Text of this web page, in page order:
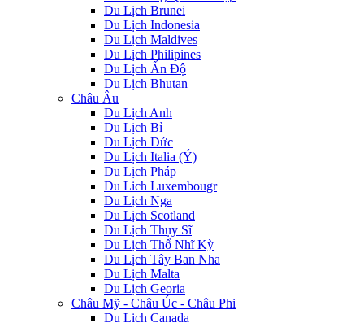
Du Lịch Brunei
Du Lịch Indonesia
Du Lịch Maldives
Du Lịch Philipines
Du Lịch Ấn Độ
Du Lịch Bhutan
Châu Âu
Du Lịch Anh
Du Lịch Bỉ
Du Lịch Đức
Du Lịch Italia (Ý)
Du Lịch Pháp
Du Lich Luxembougr
Du Lịch Nga
Du Lịch Scotland
Du Lịch Thụy Sĩ
Du Lịch Thổ Nhĩ Kỳ
Du Lịch Tây Ban Nha
Du Lịch Malta
Du Lịch Georia
Châu Mỹ - Châu Úc - Châu Phi
Du Lịch Canada